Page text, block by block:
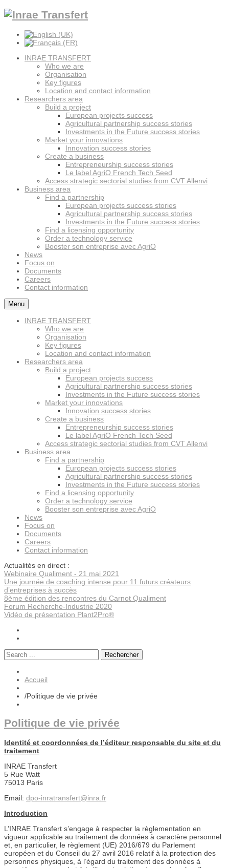
INRAE TRANSFERT
Who we are
Organisation
Key figures
Location and contact information
Researchers area
Build a project
European projects success
Agricultural partnership success stories
Investments in the Future success stories
Market your innovations
Innovation success stories
Create a business
Entrepreneurship success stories
Le label AgriO French Tech Seed
Access strategic sectorial studies from CVT Allenvi
Business area
Find a partnership
European projects success stories
Agricultural partnership success stories
Investments in the Future success stories
Find a licensing opportunity
Order a technology service
Booster son entreprise avec AgriO
News
Focus on
Documents
Careers
Contact information
Menu
INRAE TRANSFERT
Who we are
Organisation
Key figures
Location and contact information
Researchers area
Build a project
European projects success
Agricultural partnership success stories
Investments in the Future success stories
Market your innovations
Innovation success stories
Create a business
Entrepreneurship success stories
Le label AgriO French Tech Seed
Access strategic sectorial studies from CVT Allenvi
Business area
Find a partnership
European projects success stories
Agricultural partnership success stories
Investments in the Future success stories
Find a licensing opportunity
Order a technology service
Booster son entreprise avec AgriO
News
Focus on
Documents
Careers
Contact information
Actualités en direct :
Webinaire Qualiment - 21 mai 2021
Une journée de coaching intense pour 11 futurs créateurs
d’entreprises à succès
8ème édition des rencontres du Carnot Qualiment
Forum Recherche-Industrie 2020
Vidéo de présentation Plant2Pro®
Rechercher
Accueil
/Politique de vie privée
Politique de vie privée
Identité et coordonnées de l’éditeur responsable du site et du
traitement
INRAE Transfert
5 Rue Watt
75013 Paris
Email: dpo-inratransfert@inra.fr
Introduction
L’INRAE Transfert s’engage à respecter la règlementation en
vigueur applicable au traitement de données à caractère personnel
et, en particulier, le règlement (UE) 2016/679 du Parlement
européen et du Conseil du 27 avril 2016 relatif à la protection des
personnes physiques, à l’égard du traitement des données à